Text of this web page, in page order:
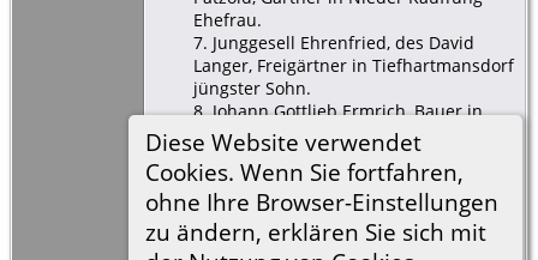
Diese Website verwendet
Cookies. Wenn Sie fortfahren,
ohne Ihre Browser-Einstellungen
zu ändern, erklären Sie sich mit
Ehefrau.
7. Junggesell Ehrenfried, des David
Langer, Freigärtner in Tiefhartmansdorf
jüngster Sohn.
8. Johann Gottlieb Ermrich, Bauer in
Hohenliebenthal.
9. Johann Christian Geisler, zur Zeit
Inwohner in Nieder Kauffung.
10. Johann Ehrenfried Ansorge, Bauer
in Ober Kauffung.
11. Johann Gottlieb Krause, Bauer in